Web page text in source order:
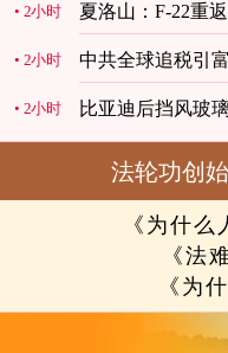
2小时 夏洛山：F-22重
2小时 中共全球追税引
2小时 比亚迪后挡风玻
法轮功创
《为什么
《法
《为